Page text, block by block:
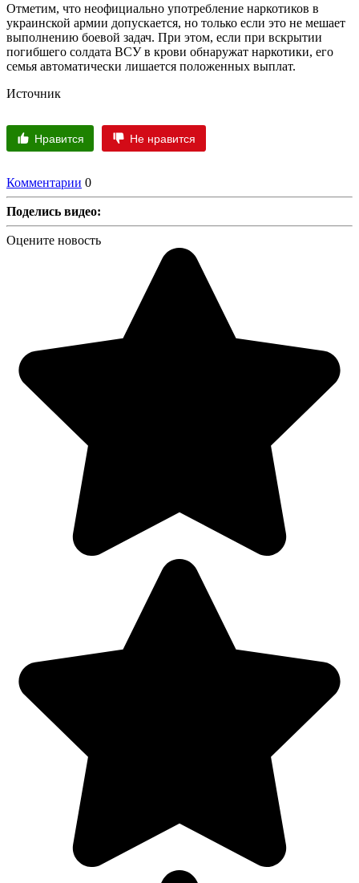
Отметим, что неофициально употребление наркотиков в
украинской армии допускается, но только если это не мешает
выполнению боевой задач. При этом, если при вскрытии
погибшего солдата ВСУ в крови обнаружат наркотики, его
семья автоматически лишается положенных выплат.
Источник
Нравится Не нравится
Комментарии 0
Поделись видео:
Оцените новость